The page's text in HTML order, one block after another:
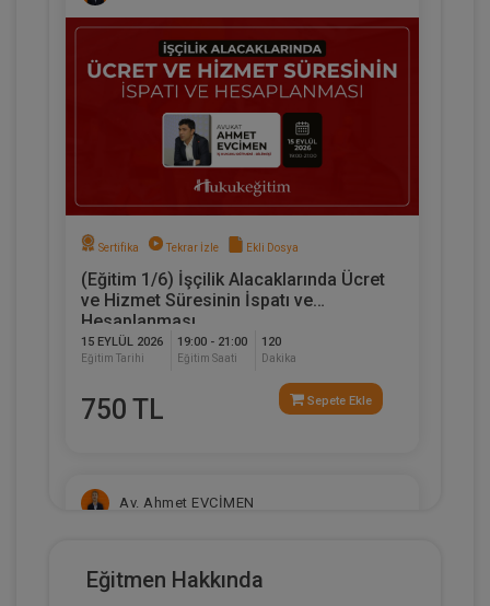
Sertifika Tekrar İzle Ekli Dosya
(Eğitim 1/6) İşçilik Alacaklarında Ücret
ve Hizmet Süresinin İspatı ve
Hesaplanması
15 EYLÜL 2026
Eğitim Tarihi
19:00 - 21:00
Eğitim Saati
120
Dakika
750 TL Sepete Ekle
Av. Ahmet EVCİMEN
Eğitmen Hakkında